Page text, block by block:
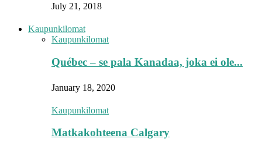
July 21, 2018
Kaupunkilomat
Kaupunkilomat
Québec – se pala Kanadaa, joka ei ole...
January 18, 2020
Kaupunkilomat
Matkakohteena Calgary